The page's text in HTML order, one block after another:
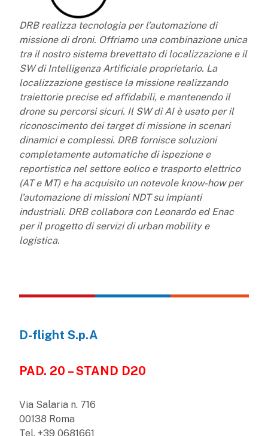
DRB realizza tecnologia per l’automazione di
missione di droni. Offriamo una combinazione unica
tra il nostro sistema brevettato di localizzazione e il
SW di Intelligenza Artificiale proprietario. La
localizzazione gestisce la missione realizzando
traiettorie precise ed affidabili, e mantenendo il
drone su percorsi sicuri. Il SW di AI è usato per il
riconoscimento dei target di missione in scenari
dinamici e complessi. DRB fornisce soluzioni
completamente automatiche di ispezione e
reportistica nel settore eolico e trasporto elettrico
(AT e MT) e ha acquisito un notevole know-how per
l’automazione di missioni NDT su impianti
industriali. DRB collabora con Leonardo ed Enac
per il progetto di servizi di urban mobility e
logistica.
D-flight S.p.A
PAD. 20 – STAND D20
Via Salaria n. 716
00138 Roma
Tel. +39 0681661